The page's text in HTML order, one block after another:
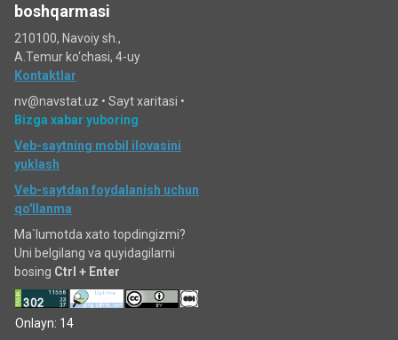
boshqarmasi
210100, Navoiy sh.,
A.Temur ko‘chаsi, 4-uy
Kontaktlar
nv@navstat.uz • Sayt xaritasi •
Bizga xabar yuboring
Veb-saytning mobil ilovasini
yuklash
Veb-saytdan foydalanish uchun
qo'llanma
Ma`lumotda xato topdingizmi?
Uni belgilang va quyidagilarni
bosing Ctrl + Enter
Onlayn: 14